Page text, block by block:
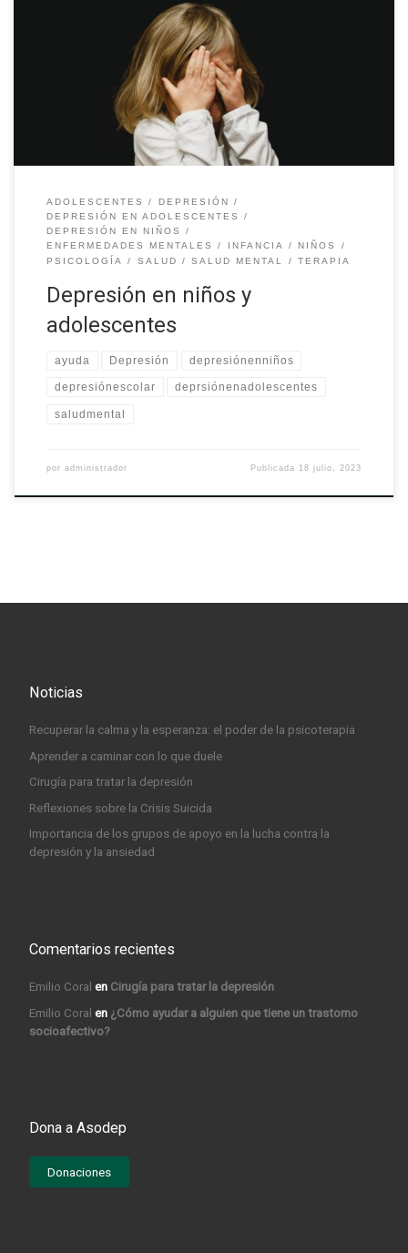
La depresión en niños y adolescentes es un problema cada vez
más común y preocupante en lasociedad actual. Se estima que
ADOLESCENTES
DEPRESIÓN
DEPRESIÓN EN ADOLESCENTES
DEPRESIÓN EN NIÑOS
ENFERMEDADES MENTALES
INFANCIA
NIÑOS
PSICOLOGÍA
SALUD SALUD MENTAL TERAPIA
Depresión en niños y
adolescentes
ayuda Depresión depresiónenniños
depresiónescolar deprsiónenadolescentes
saludmental
por administrador Publicada 18 julio, 2023
Noticias
Recuperar la calma y la esperanza: el poder de la psicoterapia
Aprender a caminar con lo que duele
Cirugía para tratar la depresión
Reflexiones sobre la Crisis Suicida
Importancia de los grupos de apoyo en la lucha contra la
depresión y la ansiedad
Comentarios recientes
Emilio Coral en Cirugía para tratar la depresión
Emilio Coral en ¿Cómo ayudar a alguien que tiene un trastorno
socioafectivo?
Dona a Asodep
Donaciones